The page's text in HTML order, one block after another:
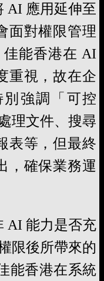
AI 應用延伸至
面對權限管理
能香港在 AI
重視，故在企
別強調「可控
理文件、搜尋
表等，但最終
，確保業務運
AI 能力是否充
限後所帶來的
能香港在系統